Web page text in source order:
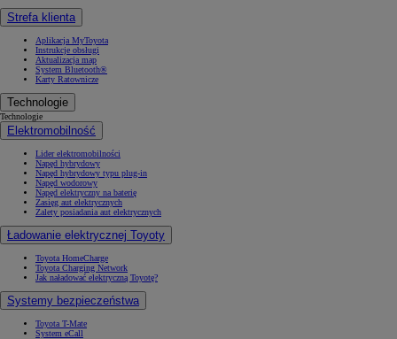
Strefa klienta
Aplikacja MyToyota
Instrukcje obsługi
Aktualizacja map
System Bluetooth®
Karty Ratownicze
Technologie
Technologie
Elektromobilność
Lider elektromobilności
Napęd hybrydowy
Napęd hybrydowy typu plug-in
Napęd wodorowy
Napęd elektryczny na baterię
Zasięg aut elektrycznych
Zalety posiadania aut elektrycznych
Ładowanie elektrycznej Toyoty
Toyota HomeCharge
Toyota Charging Network
Jak naładować elektryczną Toyotę?
Systemy bezpieczeństwa
Toyota T-Mate
System eCall